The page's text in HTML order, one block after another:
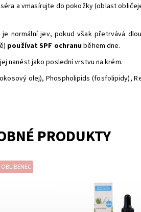
a vmasírujte do pokožky (oblast
normální jev, pokud však přetrvává
používat SPF ochranuběhem dne.
nanést jako poslední vrstvu na krém.
olej), Phospholipids (fosfolipidy),
PRODUKTY
OBLÍBENEC